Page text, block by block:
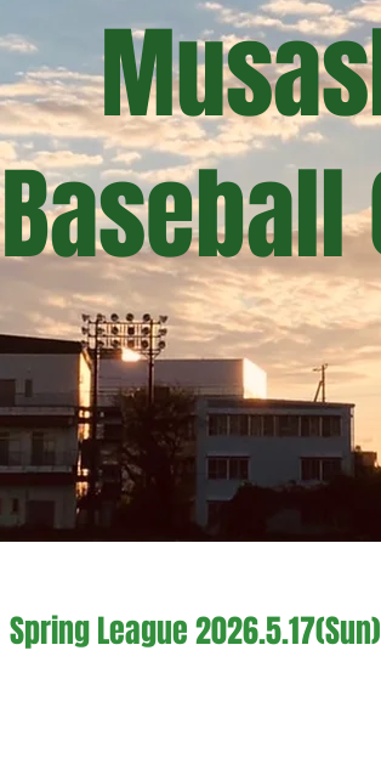
Baseball
Spring League 2026.5.17(Sun)